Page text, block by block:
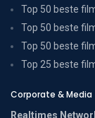
Top 50 beste
Top 50 beste
Top 50 beste
Top 25 beste
Corporate & Media
Realtimes